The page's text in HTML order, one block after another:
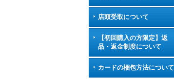
店頭受取について
【初回購入の方限定】返
品・返金制度について
カードの梱包方法について